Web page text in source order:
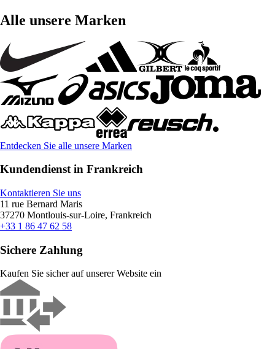
Alle unsere Marken
Entdecken Sie alle unsere Marken
Kundendienst in Frankreich
Kontaktieren Sie uns
11 rue Bernard Maris
37270 Montlouis-sur-Loire, Frankreich
+33 1 86 47 62 58
Sichere Zahlung
Kaufen Sie sicher auf unserer Website ein